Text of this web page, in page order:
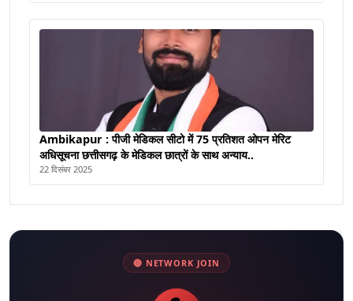
Ambikapur : पीजी मेडिकल सीटो में 75 प्रतिशत ओपन मेरिट
अधिसूचना छत्तीसगढ़ के मेडिकल छात्रों के साथ अन्याय..
22 दिसंबर 2025
🔴 NETWORK JOIN